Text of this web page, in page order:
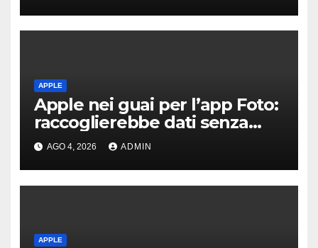
APPLE
Apple nei guai per l’app Foto:
raccoglierebbe dati senza
consenso
AGO 4, 2026 ADMIN
APPLE